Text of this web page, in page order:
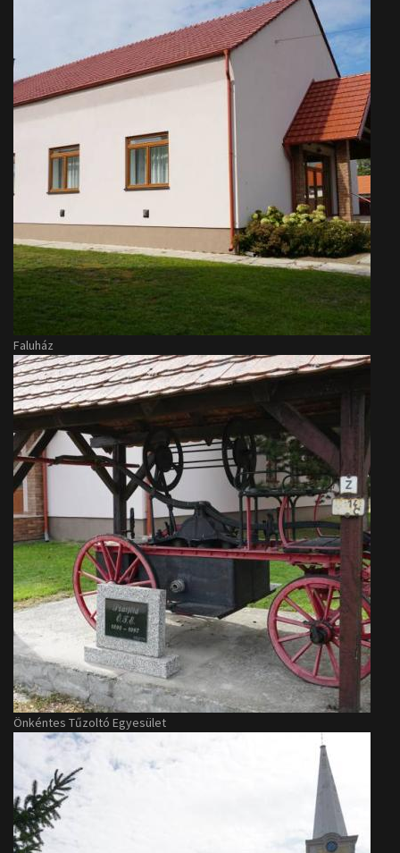
Faluház
Önkéntes Tűzoltó Egyesület